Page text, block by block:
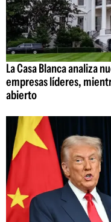
La Casa Blanca analiza
empresas líderes,
abierto